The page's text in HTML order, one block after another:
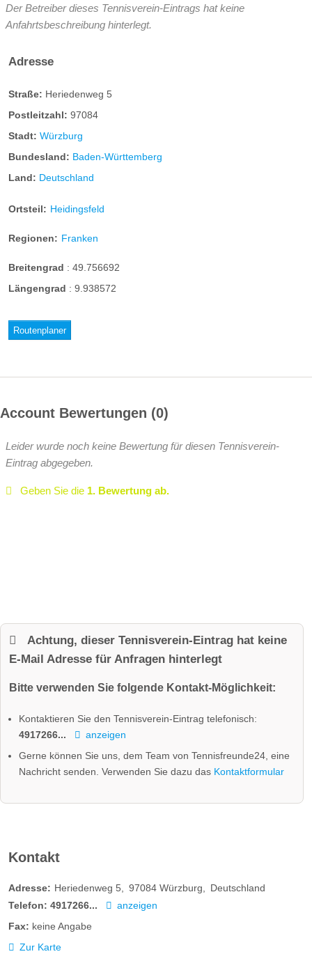
Der Betreiber dieses Tennisverein-Eintrags hat keine
Anfahrtsbeschreibung hinterlegt.
Adresse
Straße: Heriedenweg 5
Postleitzahl: 97084
Stadt: Würzburg
Bundesland: Baden-Württemberg
Land: Deutschland
Ortsteil: Heidingsfeld
Regionen: Franken
Breitengrad : 49.756692
Längengrad : 9.938572
Routenplaner
Account Bewertungen 0
Leider wurde noch keine Bewertung für diesen Tennisverein-
Eintrag abgegeben.
Geben Sie die 1. Bewertung ab.
Achtung, dieser Tennisverein-Eintrag hat keine
E-Mail Adresse für Anfragen hinterlegt
Bitte verwenden Sie folgende Kontakt-Möglichkeit:
Kontaktieren Sie den Tennisverein-Eintrag telefonisch:
4917266...
anzeigen
Gerne können Sie uns, dem Team von Tennisfreunde24, eine
Nachricht senden. Verwenden Sie dazu das Kontaktformular
Kontakt
Adresse: Heriedenweg 5 97084 Würzburg
Deutschland
Telefon: 4917266...
anzeigen
Fax: keine Angabe
Zur Karte